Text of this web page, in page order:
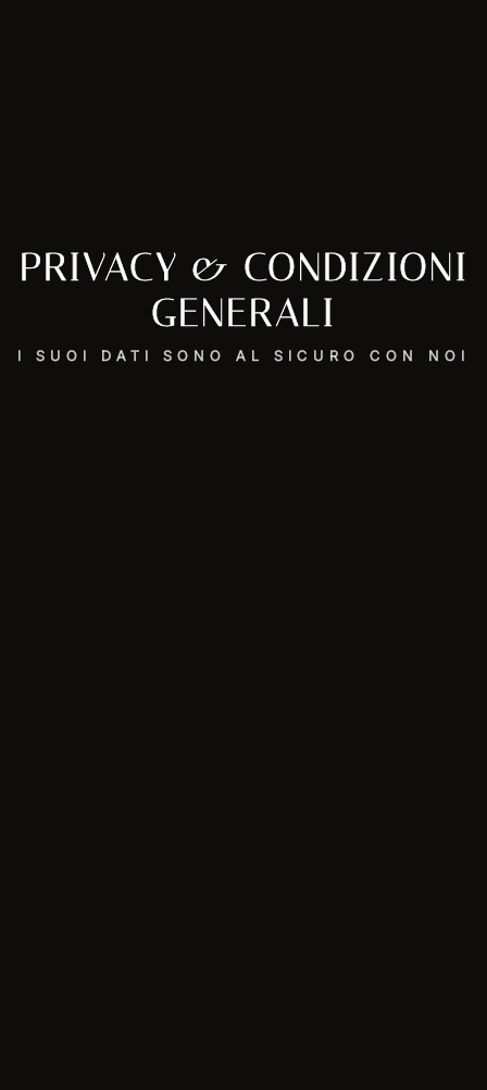
PRIVACY & CONDIZIONI
GENERALI
I SUOI DATI SONO AL SICURO CON NOI